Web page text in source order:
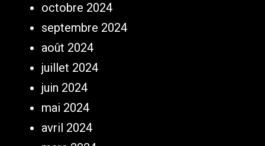
octobre 2024
septembre 2024
août 2024
juillet 2024
juin 2024
mai 2024
avril 2024